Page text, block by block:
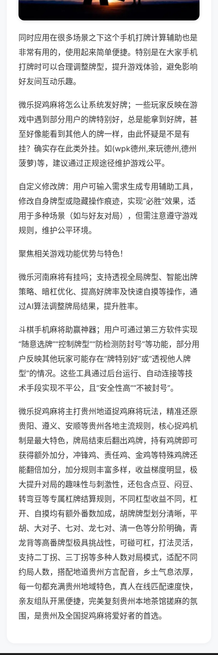
同时应用在很多场景之下这个手机打牌计算辅助也是
非常有用的，使用起来简单便捷。特别是在大家手机
打牌时可以合理调整牌型，提升游戏体验，避免影响
好友间互动乐趣。
微乐捉鸡麻将怎么让系统发好牌；一些玩家反映在游
戏中遇到部分用户的牌特别好，总是能拿到好牌，甚
至好像能看到其他人的牌一样，由此怀疑是不是有
挂？确实存在此类外挂。如(wpk德州,来玩德州,德州
菠萝)等，建议通过正规途径维护游戏公平。
自定义修改牌：用户可输入需求生成专用辅助工具，
修改自身牌型或隐藏操作痕迹，实现“必胜”效果，适
用于多种场景（如与好友对局），但需注意遵守游戏
规则，维护公平环境。
聚焦相关游戏功能优势与特色！
微乐河南麻将有挂吗；支持透视全局牌型、智能出牌
策略、暗杠优化、提高好牌率及快速自摸等操作，通
过AI算法调整牌局结果，提升胜率。
斗棋手机麻将助赢神器；用户可通过第三方软件实现
“随意选牌”“控制牌型”“防检测防封号”等功能，部分用
户反映其他玩家可能存在“牌特别好”或“透视他人牌
型”的情况。这些工具通过后台运行、自动连接等技
术手段实现不平公，且“安全性高”“不被封号”。
微乐捉鸡麻将主打贵州地道捉鸡麻将玩法，精准还原
贵阳、遵义、安顺等贵州各地主流规则，核心捉鸡机
制是最大特色，牌局结束后翻出鸡牌，持有鸡牌即可
获得额外加分，冲锋鸡、责任鸡、金鸡等特殊鸡牌还
能翻倍加分，加分规则丰富多样，收益梯度明显，极
大提升对局的趣味性与刺激性，还包含点豆、闷豆、
转弯豆等专属杠牌结算规则，不同杠型收益不同，杠
开、自摸均有额外番数加成，胡牌牌型划分清晰，平
胡、大对子、七对、龙七对、清一色等分阶明确，青
龙背等高番牌型极具挑战性，可碰可杠，打法灵活，
支持二丁拐、三丁拐等多种人数对局模式，适配不同
约局人数，搭配地道贵州方言配音，乡土气息浓厚，
每一句都充满贵州地域特色，真人在线匹配速度快，
亲友组队开黑便捷，完美复刻贵州本地茶馆搓麻的氛
围，是贵州及全国捉鸡麻将爱好者的首选。